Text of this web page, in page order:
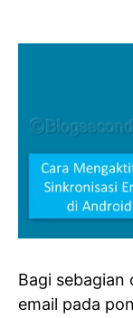
Bagi sebagian
email pada